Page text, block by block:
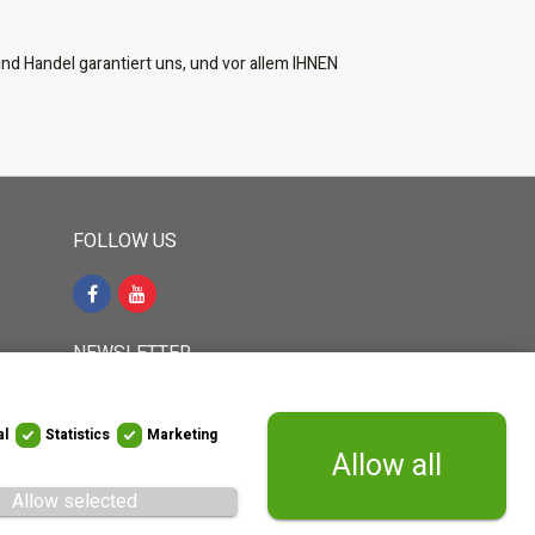
Handel garantiert uns, und vor allem IHNEN
767
FOLLOW US
NEWSLETTER
Sign up to receive latest news and
Statistics Marketing
Allow selected
Allow all
WITHDRAW FROM CONTRACT